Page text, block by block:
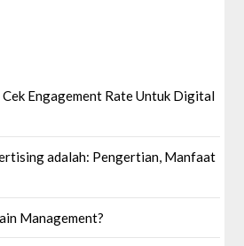
Engagement Rate Untuk Digital
adalah: Pengertian, Manfaat
Management?